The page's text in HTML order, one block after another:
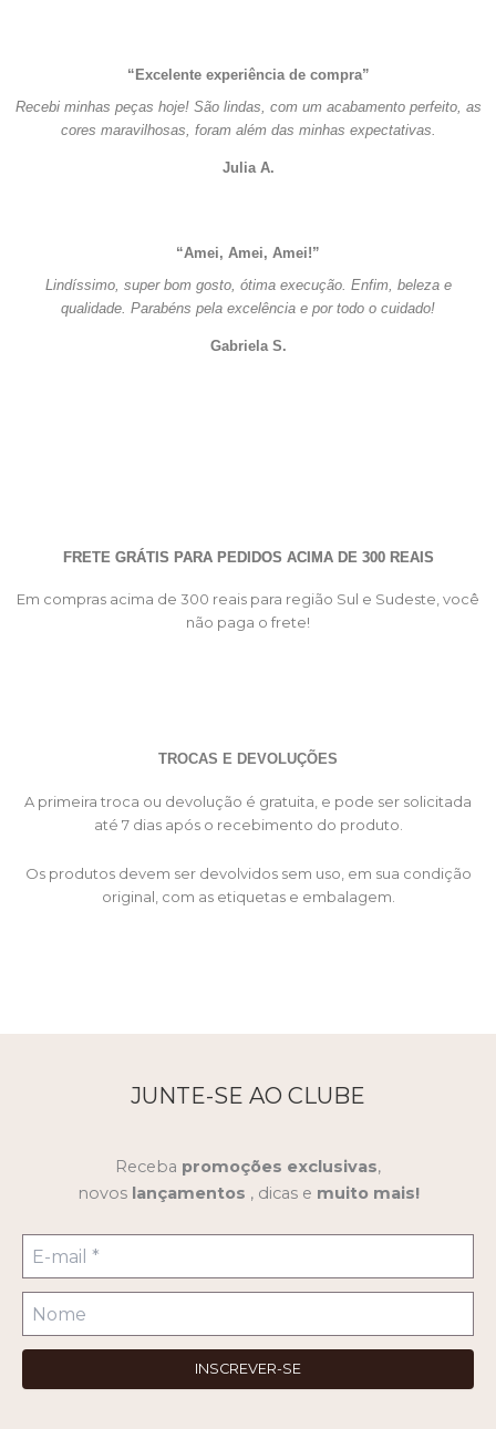
“Excelente experiência de compra”
Recebi minhas peças hoje! São lindas, com um acabamento perfeito, as
cores maravilhosas, foram além das minhas expectativas.
Julia A.
“Amei, Amei, Amei!”
Lindíssimo, super bom gosto, ótima execução. Enfim, beleza e
qualidade. Parabéns pela excelência e por todo o cuidado!
Gabriela S.
FRETE GRÁTIS PARA PEDIDOS ACIMA DE 300 REAIS
Em compras acima de 300 reais para região Sul e Sudeste, você
não paga o frete!
TROCAS E DEVOLUÇÕES
A primeira troca ou devolução é gratuita, e pode ser solicitada
até 7 dias após o recebimento do produto.
Os produtos devem ser devolvidos sem uso, em sua condição
original, com as etiquetas e embalagem.
JUNTE-SE AO CLUBE
Receba promoções exclusivas,
novos lançamentos , dicas e muito mais!